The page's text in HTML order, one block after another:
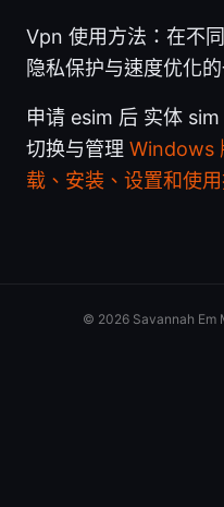
Vpn 使用方法：在不
隐私保护与速度优化
申请 esim 后 实体
切换与管理 Windows
载、安装、设置和使
© 2026 Savannah Em